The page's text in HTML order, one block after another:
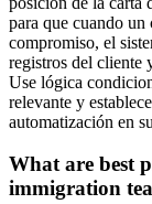
para que cuando
compromiso, el
registros del cliente
Use lógica
relevante y
automatización en
What are best
immigration